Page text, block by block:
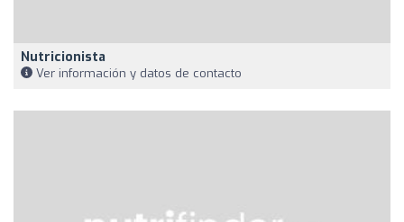
Nutricionista
Ver información y datos de contacto